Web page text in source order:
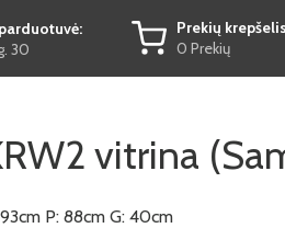
30
Prekių krepšelis
0 Prekių
vitrina
P: 88cm G: 40cm